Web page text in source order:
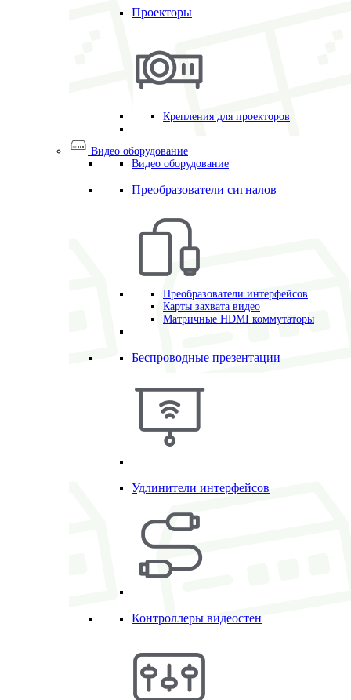
Проекторы
Крепления для проекторов
Видео оборудование
Видео оборудование
Преобразователи сигналов
Преобразователи интерфейсов
Карты захвата видео
Матричные HDMI коммутаторы
Беспроводные презентации
Удлинители интерфейсов
Контроллеры видеостен